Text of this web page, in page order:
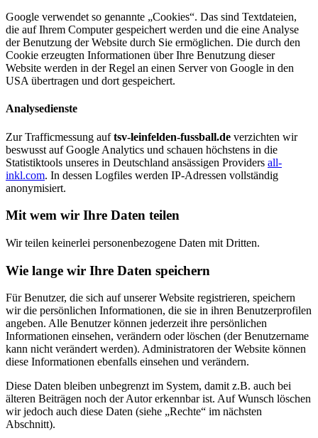
Google verwendet so genannte „Cookies“. Das sind Textdateien,
die auf Ihrem Computer gespeichert werden und die eine Analyse
der Benutzung der Website durch Sie ermöglichen. Die durch den
Cookie erzeugten Informationen über Ihre Benutzung dieser
Website werden in der Regel an einen Server von Google in den
USA übertragen und dort gespeichert.
Analysedienste
Zur Trafficmessung auftsv-leinfelden-fussball.de verzichten wir
beswusst auf Google Analytics und schauen höchstens in die
Statistiktools unseres in Deutschland ansässigen Providers all-
inkl.com. In dessen Logfiles werden IP-Adressen vollständig
anonymisiert.
Mit wem wir Ihre Daten teilen
Wir teilen keinerlei personenbezogene Daten mit Dritten.
Wie lange wir Ihre Daten speichern
Für Benutzer, die sich auf unserer Website registrieren, speichern
wir die persönlichen Informationen, die sie in ihren Benutzerprofilen
angeben. Alle Benutzer können jederzeit ihre persönlichen
Informationen einsehen, verändern oder löschen (der Benutzername
kann nicht verändert werden). Administratoren der Website können
diese Informationen ebenfalls einsehen und verändern.
Diese Daten bleiben unbegrenzt im System, damit z.B. auch bei
älteren Beiträgen noch der Autor erkennbar ist. Auf Wunsch löschen
wir jedoch auch diese Daten (siehe „Rechte“ im nächsten
Abschnitt).